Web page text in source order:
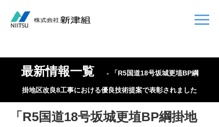
最新情報一覧 - 「R5国道18号坂城更埴BP綱
掛地区改良8工事における優良技術提案で表彰されました
「R5国道18号坂城更埴BP綱掛地